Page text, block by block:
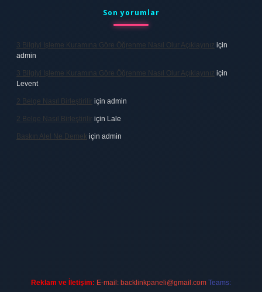
Son yorumlar
3 Bilgiyi Işleme Kuramına Göre Öğrenme Nasıl Olur Açıklayınız için
admin
3 Bilgiyi Işleme Kuramına Göre Öğrenme Nasıl Olur Açıklayınız için
Levent
2 Belge Nasıl Birleştirilir için admin
2 Belge Nasıl Birleştirilir için Lale
Baskın Alel Ne Demek için admin
Reklam ve İletişim: E-mail: backlinkpaneli@gmail.com Teams: